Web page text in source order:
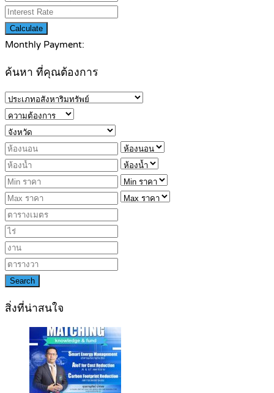
Calculate
Monthly Payment:
ค้นหา ที่คุณต้องการ
Search
สิ่งที่น่าสนใจ